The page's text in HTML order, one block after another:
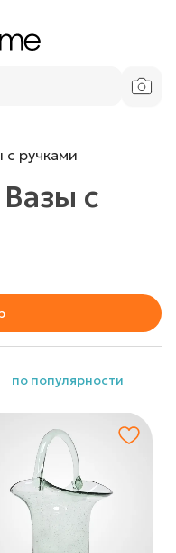
с ручками
с
по популярности